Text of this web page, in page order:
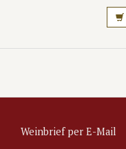
Weinbrief per E-Mail